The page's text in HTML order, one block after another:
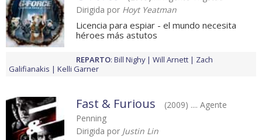
Dirigida por Hoyt Yeatman
Licencia para espiar - el mundo necesita
héroes más astutos
REPARTO: Bill Nighy Will Arnett
Zach
Galifianakis
Kelli Garner
Fast & Furious
(2009) .... Agente
Penning
Dirigida por Justin Lin